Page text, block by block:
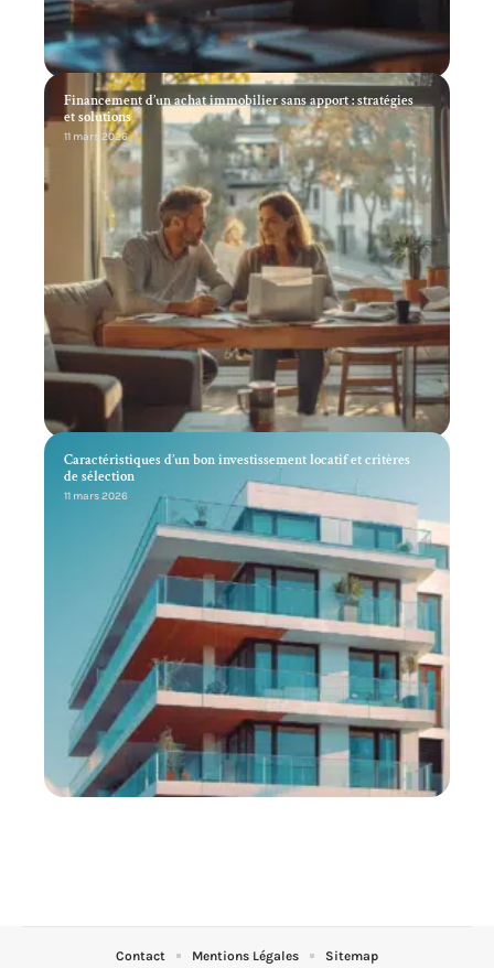
Financement d’un achat immobilier sans apport : stratégies
et solutions
11 mars 2026
Caractéristiques d’un bon investissement locatif et critères
de sélection
11 mars 2026
Contact Mentions Légales Sitemap